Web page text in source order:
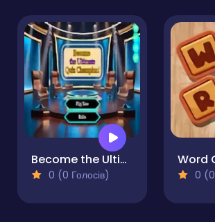
Become the Ultimate Quiz Champion
0 (0 Голосів) 0 (0